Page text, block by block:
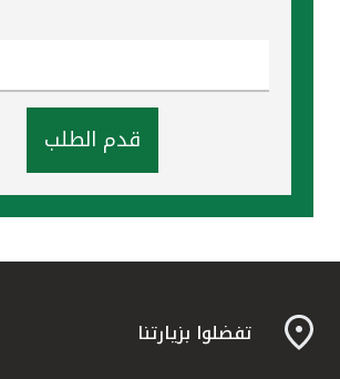
قدم الطلب
تفضلوا بزيارتنا